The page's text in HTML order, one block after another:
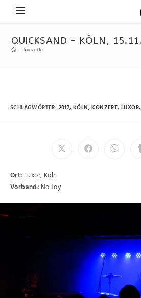
QUICKSAND – KÖLN,
- konzerte
SCHLAGWÖRTER: 2017, KÖLN,KONZERT, LUXOR,
Ort: Luxor, Köln
Vorband: No Joy